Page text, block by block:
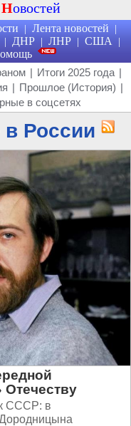
Новостей
| Лента новостей |
| ДНР | ЛНР | США |
| Итоги 2025 года |
| Прошлое (История) |
в соцсетях
России
Отечеству
СССР: в